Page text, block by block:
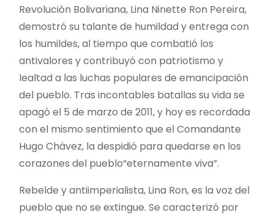
Revolución Bolivariana, Lina Ninette Ron Pereira,
demostró su talante de humildad y entrega con
los humildes, al tiempo que combatió los
antivalores y contribuyó con patriotismo y
lealtad a las luchas populares de emancipación
del pueblo. Tras incontables batallas su vida se
apagó el 5 de marzo de 2011, y hoy es recordada
con el mismo sentimiento que el Comandante
Hugo Chávez, la despidió para quedarse en los
corazones del pueblo“eternamente viva”.
Rebelde y antiimperialista, Lina Ron, es la voz del
pueblo que no se extingue. Se caracterizó por